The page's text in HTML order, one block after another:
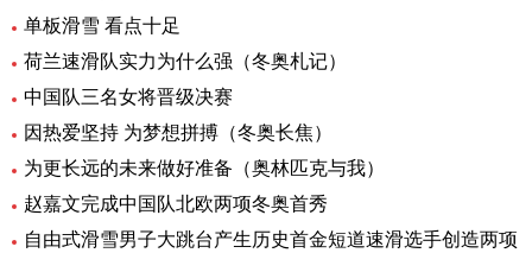
单板滑雪 看点十足
荷兰速滑队实力为什么强（冬奥札记）
中国队三名女将晋级决赛
因热爱坚持 为梦想拼搏（冬奥长焦）
为更长远的未来做好准备（奥林匹克与我）
赵嘉文完成中国队北欧两项冬奥首秀
自由式滑雪男子大跳台产生历史首金短道速滑选手创造两项